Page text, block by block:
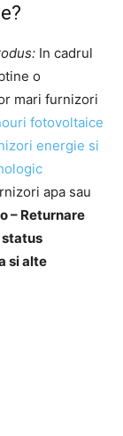
In cadrul
o
mari furnizori
fotovoltaice
energie si
apa sau
– Returnare
si alte